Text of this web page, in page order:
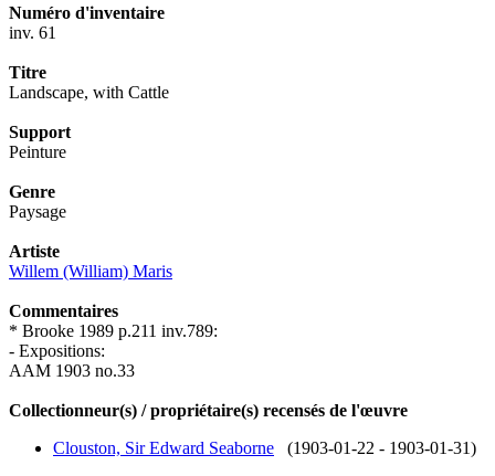
Numéro d'inventaire
inv. 61
Titre
Landscape, with Cattle
Support
Peinture
Genre
Paysage
Artiste
Willem (William) Maris
Commentaires
* Brooke 1989 p.211 inv.789:
- Expositions:
AAM 1903 no.33
Collectionneur(s) / propriétaire(s) recensés de l'œuvre
Clouston, Sir Edward Seaborne (1903-01-22 - 1903-01-31)